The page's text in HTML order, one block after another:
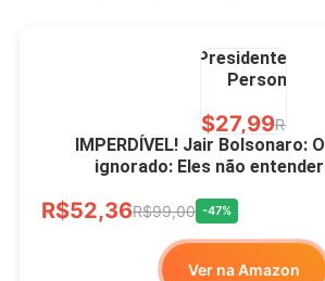
Presidente
R$27,99
IMPERDÍVEL! Jair Bolsonaro:
ignorado: Eles não
R$52,36R$99,00 -47%
Ver na Amazon